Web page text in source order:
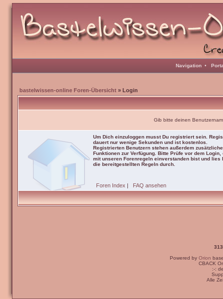
Navigation •
bastelwissen-online Foren-Übersicht » Login
Gib bitte deinen
Um Dich einzuloggen musst Du registriert sein.
dauert nur wenige Sekunden und ist kostenlos.
Registrierten Benutzern stehen außerdem zusätzliche
Funktionen zur Verfügung. Bitte Prüfe vor dem Login,
mit unseren Forenregeln einverstanden bist und lies
die bereitgestellten Regeln durch.
Foren Index | FAQ ansehen
Powered by Orion
CBACK
:-:
Alle